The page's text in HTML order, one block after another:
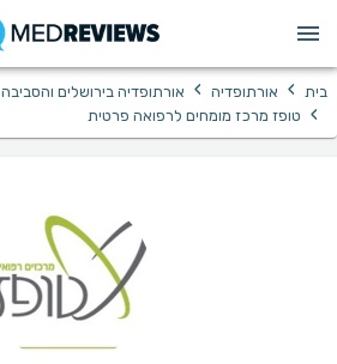
בית › אורתופדיה › אורתופדיה בירושלים והסביבה
› טופז מרכז מומחים לרפואה פרטית